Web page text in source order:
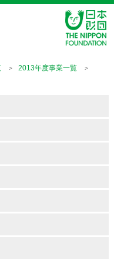
2013年度事業一覧